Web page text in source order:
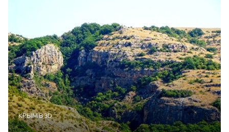
КРЫМ В 3D